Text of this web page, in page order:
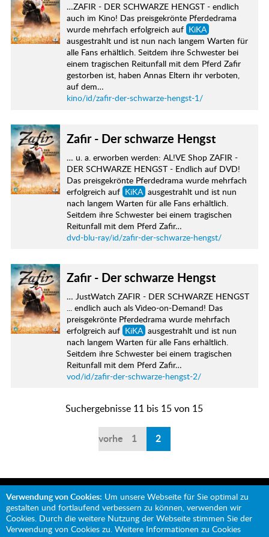
…ZAFIR - DER SCHWARZE HENGST - endlich
auch im Kino! Das preisgekrönte Pferdedrama
wurde mehrfach erfolgreich auf KiKA
ausgestrahlt und ist nun nach langem Warten für
alle Fans erhältlich. Seitdem ihre Schwester bei
einem tragischen Reitunfall mit dem Pferd Zafir
gestorben ist, haben Annas Eltern ihr verboten,
auf dem…
kino/id/zafir-der-schwarze-hengst-1/
Zafir - Der schwarze Hengst
… u. a. erworben werden: AL!VE Shop ZAFIR -
DER SCHWARZE HENGST - Endlich auf DVD!
Das preisgekrönte Pferdedrama wurde mehrfach
erfolgreich auf KiKA ausgestrahlt und ist nun
nach langem Warten für alle Fans erhältlich.
Seitdem ihre Schwester bei einem tragischen
Reitunfall mit dem Pferd Zafir…
dvd-blu-ray/id/zafir-der-schwarze-hengst/
Zafir - Der schwarze Hengst
… JustWatch ZAFIR - DER SCHWARZE HENGST
... endlich auch als Video-on-Demand! Das
preisgekrönte Pferdedrama wurde mehrfach
erfolgreich auf KiKA ausgestrahlt und ist nun
nach langem Warten für alle Fans erhältlich.
Seitdem ihre Schwester bei einem tragischen
Reitunfall mit dem Pferd Zafir…
vod/id/zafir-der-schwarze-hengst-2/
Suchergebnisse 11 bis 15 von 15
vorherige
1 2
Mit Unterstützung von:
Verwendung von Cookies: Um unsere Webseite für Sie optimal zu
gestalten und fortlaufend verbessern zu können, verwenden wir
Cookies. Durch die weitere Nutzung der Webseite stimmen Sie der
Verwendung von Cookies zu. Weitere Informationen zu Cookies